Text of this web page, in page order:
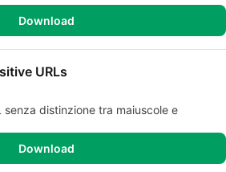
Download
URLs
senza distinzione tra maiuscole e
Download